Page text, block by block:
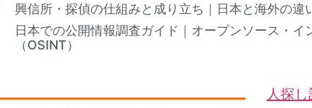
興信所・探偵の仕組みと成り立ち｜日本と海外の違
日本での公開情報調査ガイド｜オープンソース・イ
（OSINT）
人探